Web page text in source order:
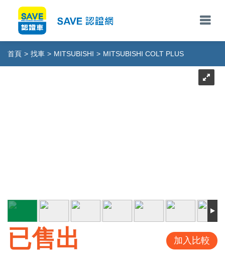
首頁 > 找車 > MITSUBISHI > MITSUBISHI COLT PLUS
已售出 加入比較